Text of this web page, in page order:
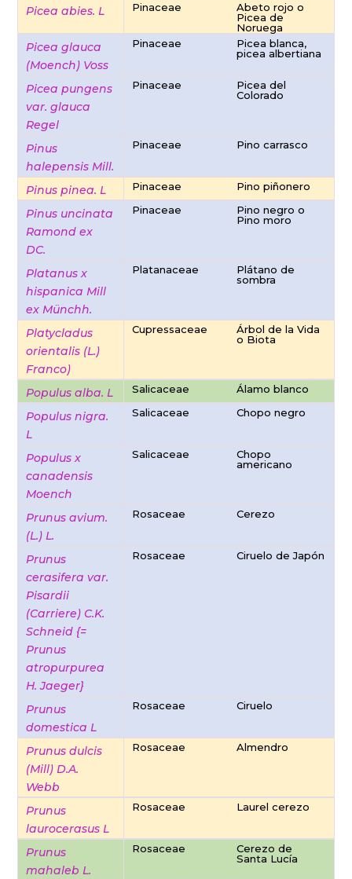
Picea abies. L Pinaceae
Abeto rojo o
Picea de
Noruega
Picea glauca
(Moench) Voss
Pinaceae
Picea blanca,
picea albertiana
Picea pungens
var. glauca
Regel
Pinaceae
Picea del
Colorado
Pinus
halepensis Mill.
Pinaceae Pino carrasco
Pinus pinea. L Pinaceae Pino piñonero
Pinus uncinata
Ramond ex
DC.
Pinaceae
Pino negro o
Pino moro
Platanus x
hispanica Mill
ex Münchh.
Platanaceae
Plátano de
sombra
Platycladus
orientalis (L.)
Franco)
Cupressaceae
Árbol de la Vida
o Biota
Populus alba. L Salicaceae Álamo blanco
Populus nigra.
L
Salicaceae Chopo negro
Populus x
canadensis
Moench
Salicaceae
Chopo
americano
Prunus avium.
(L.) L.
Rosaceae Cerezo
Prunus
cerasifera var.
Pisardii
(Carriere) C.K.
Schneid {=
Prunus
atropurpurea
H. Jaeger}
Rosaceae Ciruelo de Japón
Prunus
domestica L
Rosaceae Ciruelo
Prunus dulcis
(Mill) D.A.
Webb
Rosaceae Almendro
Prunus
laurocerasus L
Rosaceae Laurel cerezo
Prunus
mahaleb L.
Rosaceae
Cerezo de
Santa Lucía